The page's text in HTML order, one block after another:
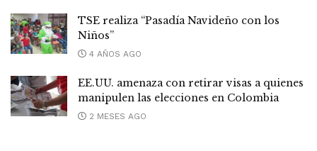
TSE realiza “Pasadía Navideño con los
Niños”
4 AÑOS AGO
EE.UU. amenaza con retirar visas a quienes
manipulen las elecciones en Colombia
2 MESES AGO